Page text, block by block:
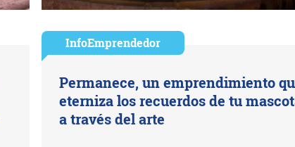
InfoEmprendedor
Permanece, un emprendimiento
eterniza los recuerdos de tu
a través del arte